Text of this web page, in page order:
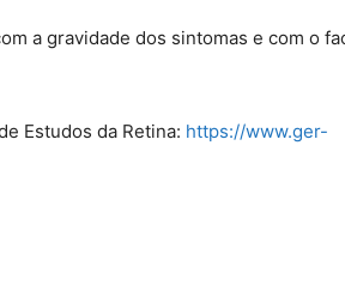
a gravidade dos sintomas e com o
Estudos da Retina: https://www.ger-